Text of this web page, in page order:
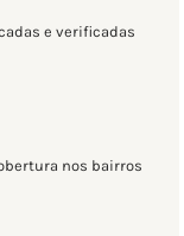
e verificadas
nos bairros